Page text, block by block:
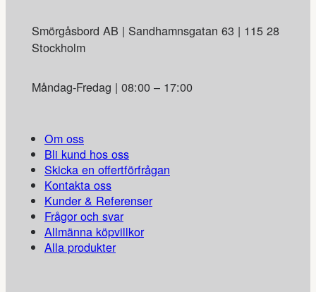
Smörgåsbord AB | Sandhamnsgatan 63 | 115 28
Stockholm
Måndag-Fredag | 08:00 – 17:00
Om oss
Bli kund hos oss
Skicka en offertförfrågan
Kontakta oss
Kunder & Referenser
Frågor och svar
Allmänna köpvillkor
Alla produkter